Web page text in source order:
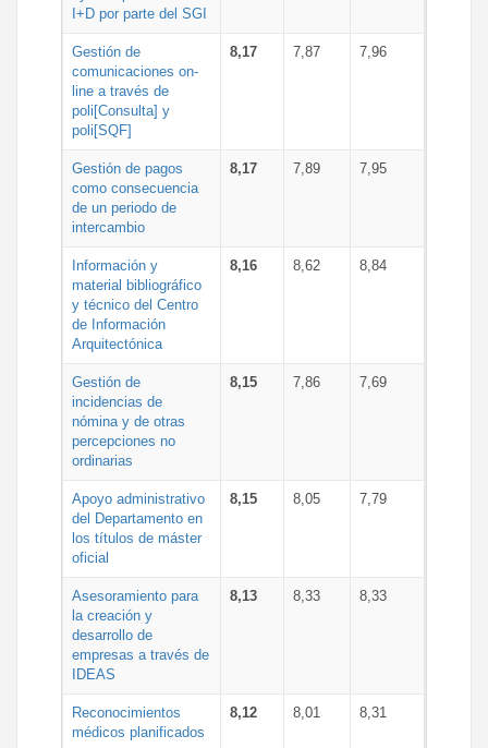
I+D por parte del SGI
Gestión de
comunicaciones on-
line a través de
poli[Consulta] y
poli[SQF]
8,17 7,87 7,96
Gestión de pagos
como consecuencia
de un periodo de
intercambio
8,17 7,89 7,95
Información y
material bibliográfico
y técnico del Centro
de Información
Arquitectónica
8,16 8,62 8,84
Gestión de
incidencias de
nómina y de otras
percepciones no
ordinarias
8,15 7,86 7,69
Apoyo administrativo
del Departamento en
los títulos de máster
oficial
8,15 8,05 7,79
Asesoramiento para
la creación y
desarrollo de
empresas a través de
IDEAS
8,13 8,33 8,33
Reconocimientos
médicos planificados
8,12 8,01 8,31